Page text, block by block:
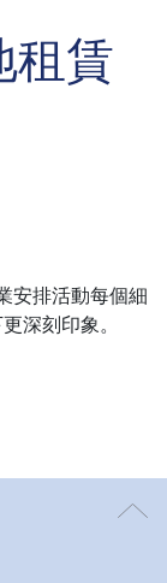
租賃
安排活動每個細
深刻印象。